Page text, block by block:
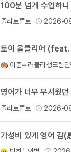
100분 넘게 수업하니
줄리토론토 2026-
토이 올클리어 (feat.
이준씨러블리생크림
영어가 너무 무서웠
줄리토론토 2026-
가성비 있게 영어 감(